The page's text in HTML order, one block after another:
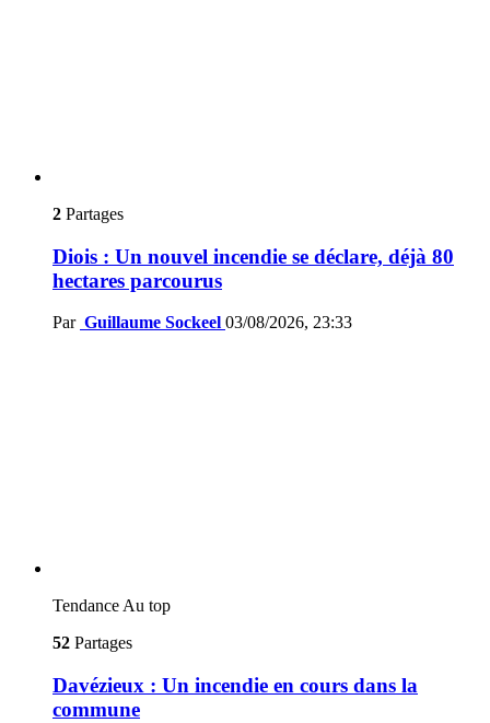
2 Partages
Diois : Un nouvel incendie se déclare, déjà 80
hectares parcourus
Par Guillaume Sockeel 03/08/2026, 23:33
Tendance Au top
52 Partages
Davézieux : Un incendie en cours dans la
commune